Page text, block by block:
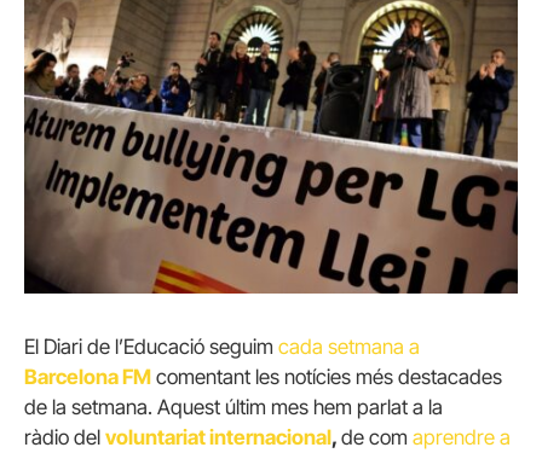
El Diari de l’Educació seguim cada setmana a
Barcelona FM comentant les notícies més destacades
de la setmana. Aquest últim mes hem parlat a la
ràdio del voluntariat internacional, de com aprendre a